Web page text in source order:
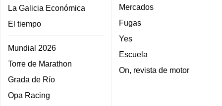
La Galicia Económica
El tiempo
Mundial 2026
Torre de Marathon
Grada de Río
Opa Racing
Mercados
Fugas
Yes
Escuela
On, revista de motor